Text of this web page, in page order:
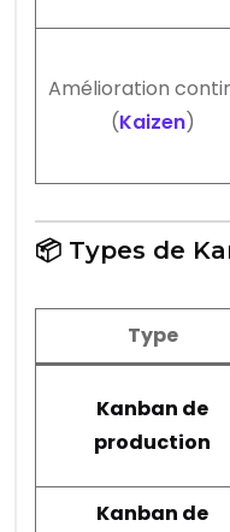
Amélioration
(Kaizen)
📦 Types de
Type
Kanban de
production
Kanban de